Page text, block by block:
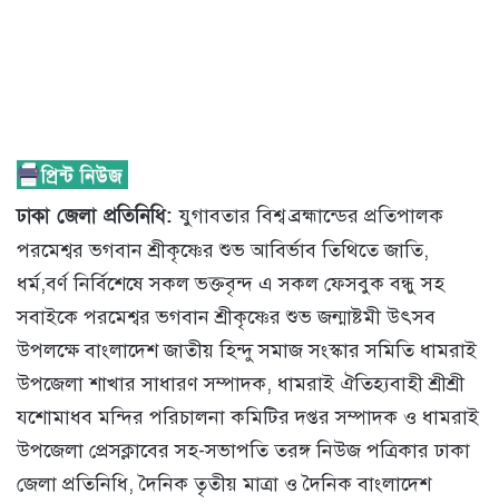
ঢাকা জেলা প্রতিনিধি:যুগাবতার বিশ্ব ব্রহ্মান্ডের প্রতিপালক
পরমেশ্বর ভগবান শ্রীকৃষ্ণের শুভ আবির্ভাব তিথিতে জাতি,
ধর্ম,বর্ণ নির্বিশেষে সকল ভক্তবৃন্দ এ সকল ফেসবুক বন্ধু সহ
সবাইকে পরমেশ্বর ভগবান শ্রীকৃষ্ণের শুভ জন্মাষ্টমী উৎসব
উপলক্ষে বাংলাদেশ জাতীয় হিন্দু সমাজ সংস্কার সমিতি ধামরাই
উপজেলা শাখার সাধারণ সম্পাদক, ধামরাই ঐতিহ্যবাহী শ্রীশ্রী
যশোমাধব মন্দির পরিচালনা কমিটির দপ্তর সম্পাদক ও ধামরাই
উপজেলা প্রেসক্লাবের সহ-সভাপতি তরঙ্গ নিউজ পত্রিকার ঢাকা
জেলা প্রতিনিধি, দৈনিক তৃতীয় মাত্রা ও দৈনিক বাংলাদেশ